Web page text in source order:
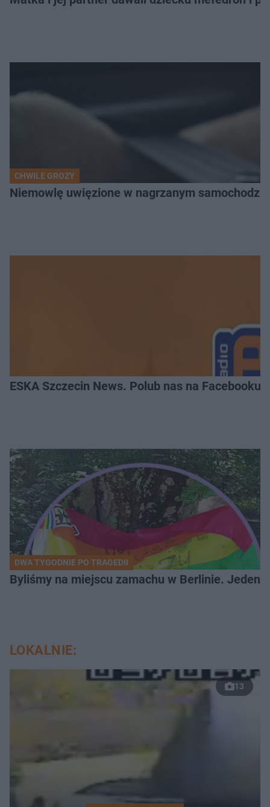
CHWILE GROZY
Niemowlę uwięzione w nagrzanym
ESKA Szczecin News. Polub nas na Facebooku!
DWA TYGODNIE PO TRAGEDII
Byliśmy na miejscu zamachu w Berlinie. Jeden
LOKALNIE:
13